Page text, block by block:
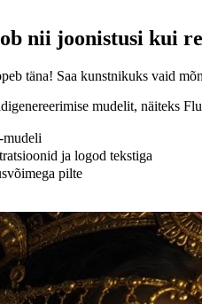
nii joonistusi kui
täna! Saa kunstnikuks vaid
mudelit, näiteks
mudeli
ja logod tekstiga
pilte